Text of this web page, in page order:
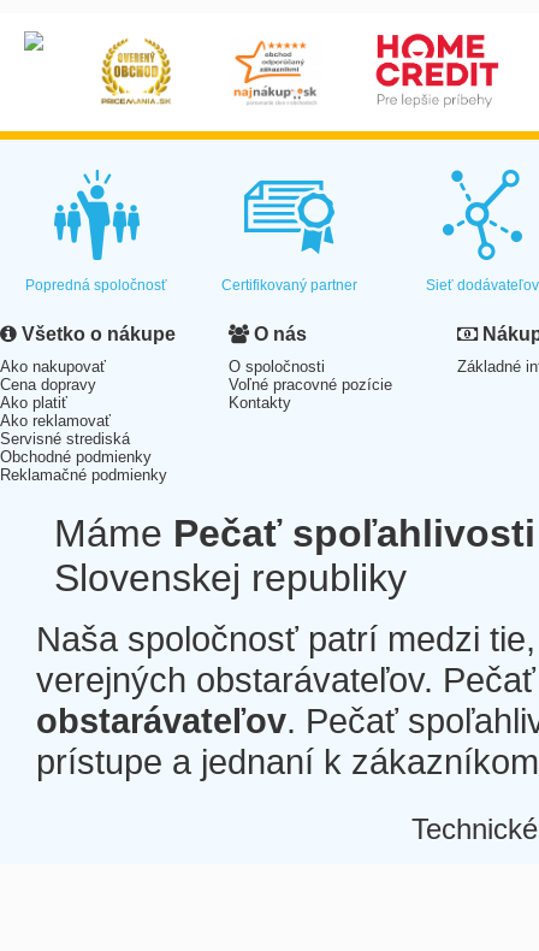
Popredná spoločnosť Certifikovaný partner Sieť dodávateľov
Všetko o nákupe
Ako nakupovať
Cena dopravy
Ako platiť
Ako reklamovať
Servisné strediská
Obchodné podmienky
Reklamačné podmienky
O nás
O spoločnosti
Voľné pracovné pozície
Kontakty
Základné
Máme Pečať spoľahlivosti
Slovenskej republiky
Naša spoločnosť patrí medzi
verejných obstarávateľov.
obstarávateľov. Pečať
prístupe a jednaní k